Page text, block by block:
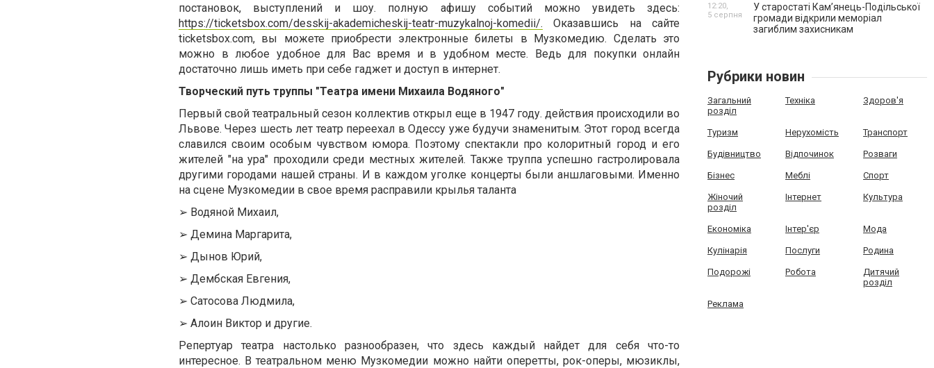
постановок, выступлений и шоу. полную афишу событий можно увидеть здесь:
https://ticketsbox.com/desskij-akademicheskij-teatr-muzykalnoj-komedii/. Оказавшись на сайте
ticketsbox.com, вы можете приобрести электронные билеты в Музкомедию. Сделать это
можно в любое удобное для Вас время и в удобном месте. Ведь для покупки онлайн
достаточно лишь иметь при себе гаджет и доступ в интернет.
Творческий путь труппы "Театра имени Михаила Водяного"
Первый свой театральный сезон коллектив открыл еще в 1947 году. действия происходили во
Львове. Через шесть лет театр переехал в Одессу уже будучи знаменитым. Этот город всегда
славился своим особым чувством юмора. Поэтому спектакли про колоритный город и его
жителей "на ура" проходили среди местных жителей. Также труппа успешно гастролировала
другими городами нашей страны. И в каждом уголке концерты были аншлаговыми. Именно
на сцене Музкомедии в свое время расправили крылья таланта
➢ Водяной Михаил,
➢ Демина Маргарита,
➢ Дынов Юрий,
➢ Дембская Евгения,
➢ Сатосова Людмила,
➢ Алоин Виктор и другие.
Репертуар театра настолько разнообразен, что здесь каждый найдет для себя что-то
интересное. В театральном меню Музкомедии можно найти оперетты, рок-оперы, мюзиклы,
У старостаті Кам’янець-Подільської
громади відкрили меморіал
загиблим захисникам
12:20,
5 серпня
Рубрики новин
Загальний
розділ
Техніка Здоров'я
Туризм Нерухомість Транспорт
Будівництво Відпочинок Розваги
Бізнес Меблі Спорт
Жіночий
розділ
Інтернет Культура
Економіка Інтер'єр Мода
Кулінарія Послуги Родина
Подорожі Робота
Дитячий
розділ
Реклама